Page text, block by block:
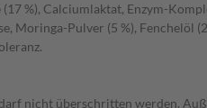
%), Calciumlaktat, Enzym-
Moringa-Pulver (5 %), Fenchelöl
nicht überschritten werden.